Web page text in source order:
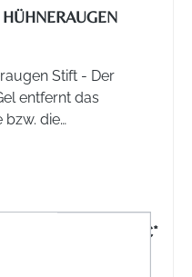
Stift - Der
entfernt das
bzw. die
die Bildung neuer,
15,95 €*